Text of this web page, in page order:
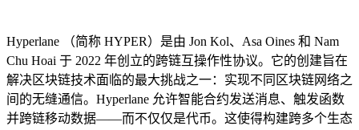
Hyperlane （简称 HYPER）是由 Jon Kol、Asa Oines 和 Nam
Chu Hoai 于 2022 年创立的跨链互操作性协议。它的创建旨在
解决区块链技术面临的最大挑战之一：实现不同区块链网络之
间的无缝通信。Hyperlane 允许智能合约发送消息、触发函数
并跨链移动数据——而不仅仅是代币。这使得构建跨多个生态